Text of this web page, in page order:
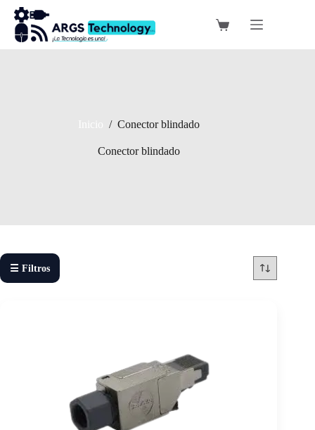
Saltar
contenido
Carro
/ Conector blindado
Conector blindado
☰ Filtros